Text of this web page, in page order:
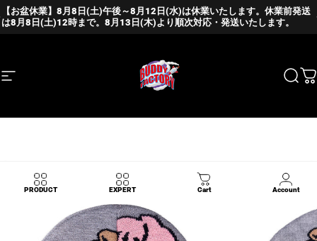
Skip to content Pause slideshow
Site navigation BUDDY FACTORY
PRODUCT EXPERT Cart Account